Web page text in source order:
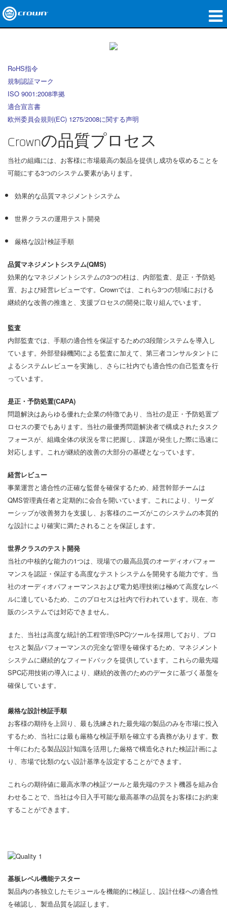
ネットワークオーディオ
購入先
私たちのストーリー
トレーニング
サポート
RoHS指令
規制認証マーク
ISO 9001:2008準拠
適合宣言書
欧州委員会規則(EC) 1275/2008に関する声明
Crownの品質プロセス
当社の組織には、お客様に市場最高の製品を提供し成功を収めることを
可能にする3つのシステム要素があります。
効果的な品質マネジメントシステム
世界クラスの運用テスト開発
厳格な設計検証手順
品質マネジメントシステム(QMS)
効果的なマネジメントシステムの3つの柱は、内部監査、是正・予防処
置、および経営レビューです。Crownでは、これら3つの領域における
継続的な改善の推進と、支援プロセスの開発に取り組んでいます。
監査
内部監査では、手順の適合性を保証するための3段階システムを導入し
ています。外部登録機関による監査に加えて、第三者コンサルタントに
よるシステムレビューを実施し、さらに社内でも適合性の自己監査を行
っています。
是正・予防処置(CAPA)
問題解決はあらゆる優れた企業の特徴であり、当社の是正・予防処置プ
ロセスの要でもあります。当社の最優秀問題解決者で構成されたタスク
フォースが、組織全体の状況を常に把握し、課題が発生した際に迅速に
対応します。これが継続的改善の大部分の基礎となっています。
経営レビュー
事業運営と適合性の正確な監督を確保するため、経営幹部チームは
QMS管理責任者と定期的に会合を開いています。これにより、リーダ
ーシップが改善努力を支援し、お客様のニーズがこのシステムの本質的
な設計により確実に満たされることを保証します。
世界クラスのテスト開発
当社の中核的な能力の1つは、現場での最高品質のオーディオパフォー
マンスを認証・保証する高度なテストシステムを開発する能力です。当
社のオーディオパフォーマンスおよび電力処理技術は極めて高度なレベ
ルに達しているため、このプロセスは社内で行われています。現在、市
販のシステムでは対応できません。
また、当社は高度な統計的工程管理(SPC)ツールを採用しており、プロ
セスと製品パフォーマンスの完全な管理を確保するため、マネジメント
システムに継続的なフィードバックを提供しています。これらの最先端
SPC応用技術の導入により、継続的改善のためのデータに基づく基盤を
確保しています。
厳格な設計検証手順
お客様の期待を上回り、最も洗練された最先端の製品のみを市場に投入
するため、当社には最も厳格な検証手順を確立する責務があります。数
十年にわたる製品設計知識を活用した厳格で構造化された検証計画によ
り、市場で比類のない設計基準を設定することができます。
これらの期待値に最高水準の検証ツールと最先端のテスト機器を組み合
わせることで、当社は今日入手可能な最高基準の品質をお客様にお約束
することができます。
基板レベル機能テスター
製品内の各独立したモジュールを機能的に検証し、設計仕様への適合性
を確認し、製造品質を認証します。